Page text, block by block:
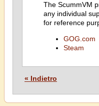
The ScummVM
any individual
for reference
GOG.com
Steam
« Indietro